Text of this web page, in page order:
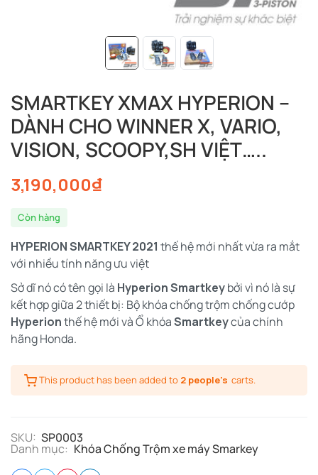
SMARTKEY XMAX HYPERION –
DÀNH CHO WINNER X, VARIO,
VISION, SCOOPY,SH VIỆT…..
3,190,000₫
Còn hàng
HYPERION SMARTKEY 2021 thế hệ mới nhất vừa ra mắt
với nhiều tính năng ưu việt
Sở dĩ nó có tên gọi là Hyperion Smartkeybởi vì nó là sự
kết hợp giữa 2 thiết bị: Bộ khóa chống trộm chống cướp
Hyperionthế hệ mới và Ổ khóaSmartkeycủa chính
hãng Honda.
This product has been added to 2 people's carts.
SKU: SP0003
Danh mục: Khóa Chống Trộm xe máy Smarkey